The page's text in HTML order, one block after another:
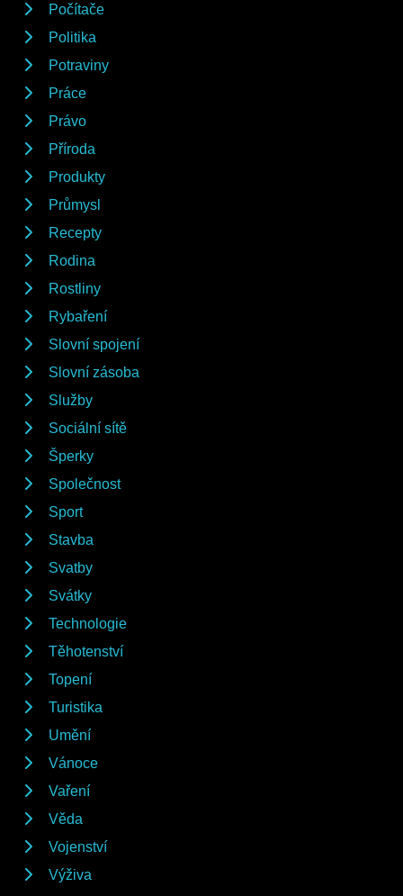
Počítače
Politika
Potraviny
Práce
Právo
Příroda
Produkty
Průmysl
Recepty
Rodina
Rostliny
Rybaření
Slovní spojení
Slovní zásoba
Služby
Sociální sítě
Šperky
Společnost
Sport
Stavba
Svatby
Svátky
Technologie
Těhotenství
Topení
Turistika
Umění
Vánoce
Vaření
Věda
Vojenství
Výživa